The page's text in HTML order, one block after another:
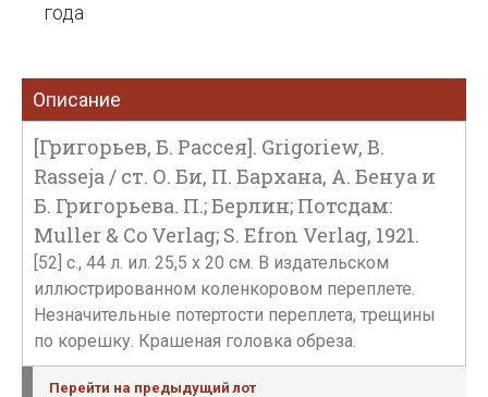
года
Описание
[Григорьев, Б. Рассея]. Grigoriew, B.
Rasseja / ст. О. Би, П. Бархана, А. Бенуа и
Б. Григорьева. П.; Берлин; Потсдам:
Muller & Co Verlag; S. Efron Verlag, 1921.
[52] c., 44 л. ил. 25,5 х 20 см. В издательском
иллюстрированном коленкоровом переплете.
Незначительные потертости переплета, трещины
по корешку. Крашеная головка обреза.
Перейти на предыдущий лот